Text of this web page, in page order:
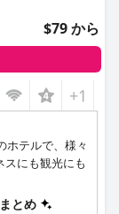
能性があるとい
なチェックイン
は模範的であ
ストに提供して
た施設、戦略
組み合わせるこ
ーマンスを発
善の余地があ
$79 から
+1
ホテルで、様々
にも観光にも
とめ